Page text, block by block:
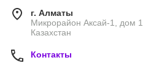
г. Алматы
Микрорайон Аксай-1, дом
Казахстан
Контакты